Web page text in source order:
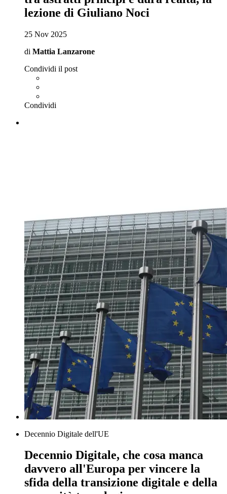
lezione di Giuliano Noci
25 Nov 2025
di Mattia Lanzarone
Condividi il post
Condividi
Decennio Digitale dell'UE
Decennio Digitale, che cosa manca
davvero all'Europa per vincere la
sfida della transizione digitale e della